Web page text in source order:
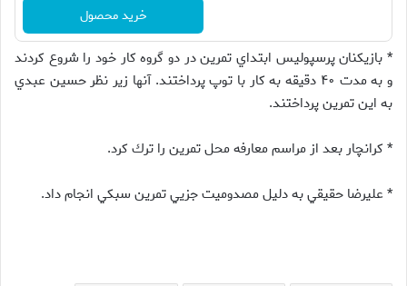
خرید محصول
* بازيكنان پرسپوليس ابتداي تمرين در دو گروه كار خود را شروع كردند
و به مدت ۴۰ دقيقه به كار با توپ پرداختند. آنها زير نظر حسين عبدي
به اين تمرين پرداختند.
* كرانچار بعد از مراسم معارفه محل تمرين را ترك كرد.
* عليرضا حقيقي به دليل مصدوميت جزيي تمرين سبكي انجام داد.